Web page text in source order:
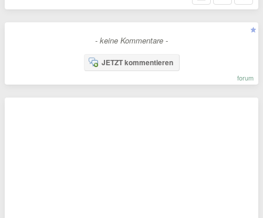
- keine Kommentare -
JETZT kommentieren
forum